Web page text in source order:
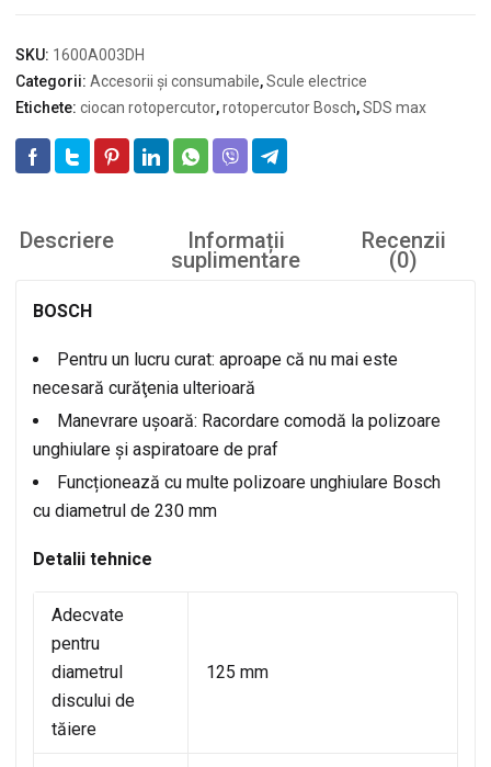
SKU: 1600A003DH
Categorii: Accesorii și consumabile,Scule electrice
Etichete: ciocan rotopercutor,rotopercutor Bosch,SDS max
Descriere Informații
suplimentare
Recenzii
(0)
BOSCH
Pentru un lucru curat: aproape că nu mai este
necesară curăţenia ulterioară
Manevrare ușoară: Racordare comodă la polizoare
unghiulare și aspiratoare de praf
Funcționează cu multe polizoare unghiulare Bosch
cu diametrul de 230 mm
Detalii tehnice
Adecvate
pentru
diametrul
discului de
tăiere
125 mm